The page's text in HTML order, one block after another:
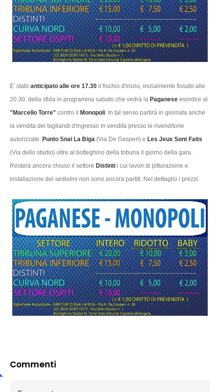
E' stato anticipato alle ore 17.30 il fischio d'inizio, inizialmente fissato alle
20.30, della sfida in programma sabato che vedrà la Paganese esordire al
"Marcello Torre" contro il Monopoli . In tal senso partirà in giornata anche
la vendita dei tagliandi d'ingresso in vendita presso le rivenditorie
autorizzate: Punto Snai La Biga (Via De Gasperi) e Les Jeux Sont Faits
(Via dello stadio) oltre al botteghino della tribuna il giorno della gara.
Resterà ancora chiuso il settore Distinti i cui lavori di pitturazione e
installazione dei sediolini non sono ancora partiti. Nel dettaglio i prezzi:
Commenti